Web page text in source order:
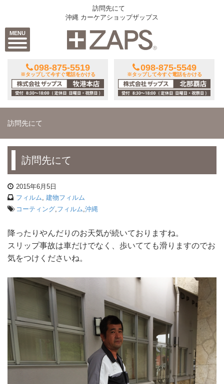
MENU
訪問先にて
沖縄 カーケアショップザップス
098-875-5519
※タップして今すぐ電話をかける
098-875-5549
※タップして今すぐ電話をかける
訪問先にて
訪問先にて
2015年6月5日
フィルム 建物フィルム
コーティング フィルム 沖縄
降ったりやんだりのお天気が続いておりますね。
スリップ事故は車だけでなく、歩いてても滑りますのでお
気をつけくださいね。